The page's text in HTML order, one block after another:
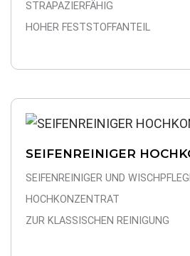
STRAPAZIERFÄHIG
HOHER FESTSTOFFANTEIL
SEIFENREINIGER
SEIFENREINIGER UND
HOCHKONZENTRAT
ZUR KLASSISCHEN REINIGUNG